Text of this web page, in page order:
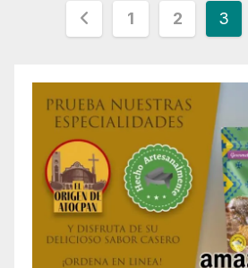
Paginación
entradas
1 2 3